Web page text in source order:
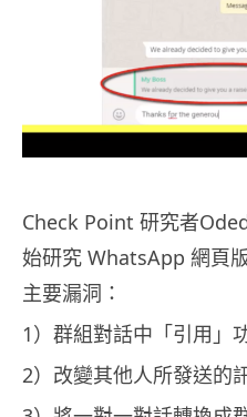
Check Point 研究者
始研究 WhatsApp 網頁
主要漏洞：
1）群組對話中「引用」
2）改變其他人所發送的